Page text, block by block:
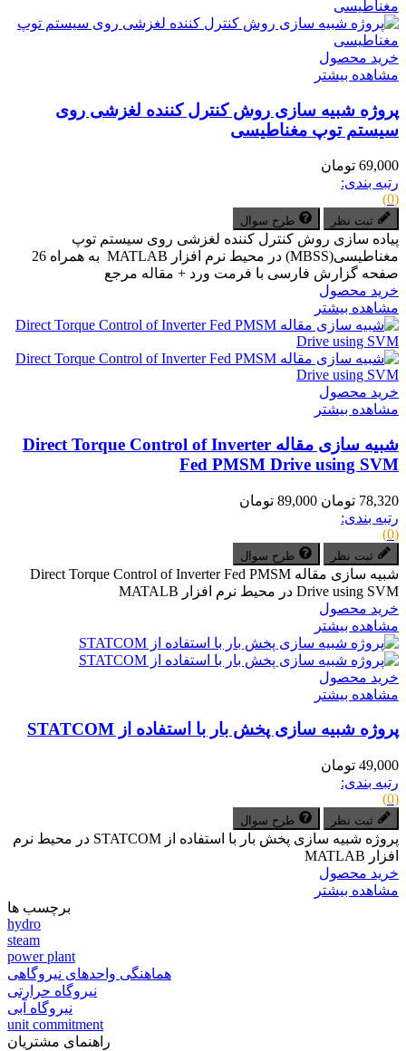
خرید محصول
مشاهده بیشتر
پروژه شبیه سازی روش کنترل کننده لغزشی روی
سیستم توپ مغناطیسی
69,000 تومان
رتبه بندی:
(0)
ثبت نظر طرح سوال
پیاده سازی روش کنترل کننده لغزشی روی سیستم توپ
مغناطیسی(MBSS) در محیط نرم افزار MATLAB به همراه 26
صفحه گزارش فارسی با فرمت ورد + مقاله مرجع
خرید محصول
مشاهده بیشتر
خرید محصول
مشاهده بیشتر
شبیه سازی مقاله Direct Torque Control of Inverter
Fed PMSM Drive using SVM
78,320 تومان
89,000 تومان
رتبه بندی:
(0)
ثبت نظر طرح سوال
شبیه سازی مقاله Direct Torque Control of Inverter Fed PMSM
Drive using SVM در محیط نرم افزار MATALB
خرید محصول
مشاهده بیشتر
خرید محصول
مشاهده بیشتر
پروژه شبیه سازی پخش بار با استفاده از STATCOM
49,000 تومان
رتبه بندی:
(0)
ثبت نظر طرح سوال
پروژه شبیه سازی پخش بار با استفاده از STATCOM در محیط نرم
افزار MATLAB
خرید محصول
مشاهده بیشتر
برچسب ها
hydro
steam
power plant
هماهنگی واحدهای نیروگاهی
نیروگاه حرارتی
نیروگاه آبی
unit commitment
راهنمای مشتریان